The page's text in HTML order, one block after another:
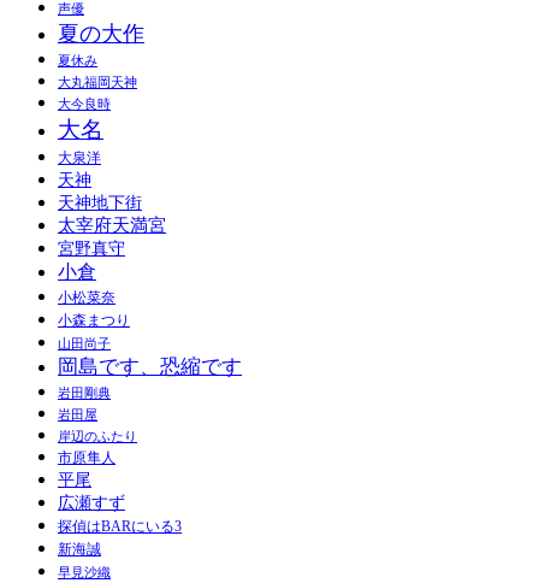
声優
夏の大作
夏休み
大丸福岡天神
大今良時
大名
大泉洋
天神
天神地下街
太宰府天満宮
宮野真守
小倉
小松菜奈
小森まつり
山田尚子
岡島です、恐縮です
岩田剛典
岩田屋
岸辺のふたり
市原隼人
平尾
広瀬すず
探偵はBARにいる3
新海誠
早見沙織